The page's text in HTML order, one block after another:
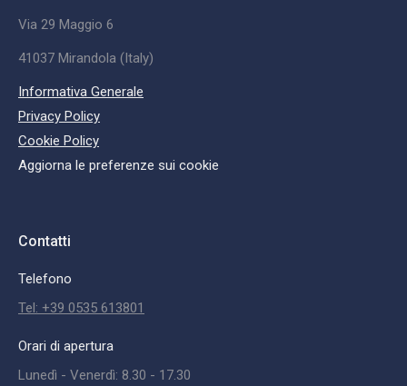
Via 29 Maggio 6
41037 Mirandola (Italy)
Informativa Generale
Privacy Policy
Cookie Policy
Aggiorna le preferenze sui cookie
Contatti
Telefono
Tel: +39 0535 613801
Orari di apertura
Lunedì - Venerdì: 8.30 - 17.30